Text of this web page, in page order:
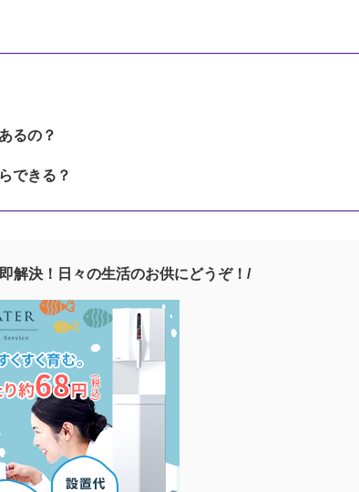
るの？
できる？
解決！日々の生活のお供にどうぞ！ /